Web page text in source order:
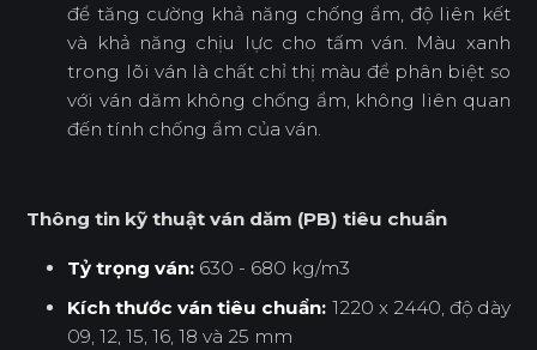
để tăng cường khả năng chống ẩm, độ liên kết
và khả năng chịu lực cho tấm ván. Màu xanh
trong lõi ván là chất chỉ thị màu để phân biệt so
với ván dăm không chống ẩm, không liên quan
đến tính chống ẩm của ván.
Thông tin kỹ thuật ván dăm (PB) tiêu chuẩn
Tỷ trọng ván: 630 - 680 kg/m3
Kích thước ván tiêu chuẩn: 1220 x 2440, độ dày
09, 12, 15, 16, 18 và 25 mm